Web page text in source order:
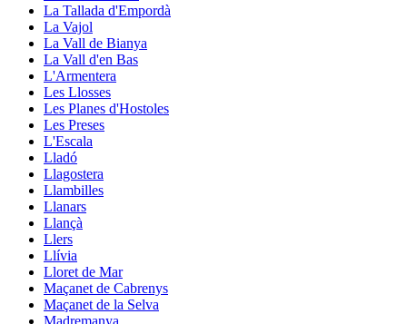
La Tallada d'Empordà
La Vajol
La Vall de Bianya
La Vall d'en Bas
L'Armentera
Les Llosses
Les Planes d'Hostoles
Les Preses
L'Escala
Lladó
Llagostera
Llambilles
Llanars
Llançà
Llers
Llívia
Lloret de Mar
Maçanet de Cabrenys
Maçanet de la Selva
Madremanya